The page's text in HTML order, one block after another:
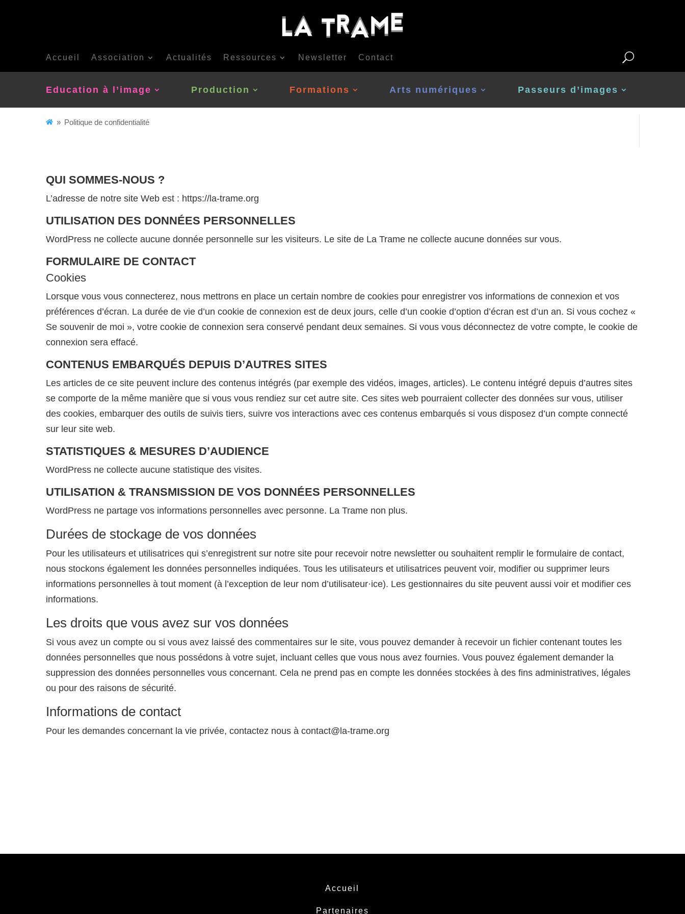
Accueil Association Actualités Ressources Newsletter Contact
Education à l’image Production Formations Arts numériques Passeurs d’images
A
e
i
» Politique de confidentialité
QUI SOMMES-NOUS ?
L’adresse de notre site Web est : https://la-trame.org
UTILISATION DES DONNÉES PERSONNELLES
WordPress ne collecte aucune donnée personnelle sur les visiteurs. Le site de La Trame ne collecte aucune données sur vous.
FORMULAIRE DE CONTACT
Cookies
Lorsque vous vous connecterez, nous mettrons en place un certain nombre de cookies pour enregistrer vos informations de connexion et vos
préférences d’écran. La durée de vie d’un cookie de connexion est de deux jours, celle d’un cookie d’option d’écran est d’un an. Si vous cochez «
Se souvenir de moi », votre cookie de connexion sera conservé pendant deux semaines. Si vous vous déconnectez de votre compte, le cookie de
connexion sera effacé.
CONTENUS EMBARQUÉS DEPUIS D’AUTRES SITES
Les articles de ce site peuvent inclure des contenus intégrés (par exemple des vidéos, images, articles). Le contenu intégré depuis d’autres sites
se comporte de la même manière que si vous vous rendiez sur cet autre site. Ces sites web pourraient collecter des données sur vous, utiliser
des cookies, embarquer des outils de suivis tiers, suivre vos interactions avec ces contenus embarqués si vous disposez d’un compte connecté
sur leur site web.
STATISTIQUES & MESURES D’AUDIENCE
WordPress ne collecte aucune statistique des visites.
UTILISATION & TRANSMISSION DE VOS DONNÉES PERSONNELLES
WordPress ne partage vos informations personnelles avec personne. La Trame non plus.
Durées de stockage de vos données
Pour les utilisateurs et utilisatrices qui s’enregistrent sur notre site pour recevoir notre newsletter ou souhaitent remplir le formulaire de contact,
nous stockons également les données personnelles indiquées. Tous les utilisateurs et utilisatrices peuvent voir, modifier ou supprimer leurs
informations personnelles à tout moment (à l’exception de leur nom d’utilisateur·ice). Les gestionnaires du site peuvent aussi voir et modifier ces
informations.
Les droits que vous avez sur vos données
Si vous avez un compte ou si vous avez laissé des commentaires sur le site, vous pouvez demander à recevoir un fichier contenant toutes les
données personnelles que nous possédons à votre sujet, incluant celles que vous nous avez fournies. Vous pouvez également demander la
suppression des données personnelles vous concernant. Cela ne prend pas en compte les données stockées à des fins administratives, légales
ou pour des raisons de sécurité.
Informations de contact
Pour les demandes concernant la vie privée, contactez nous à contact@la-trame.org
Accueil
Partenaires